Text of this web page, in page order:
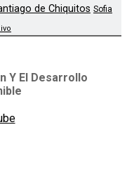
de Chiquitos Sofia
Y El Desarrollo